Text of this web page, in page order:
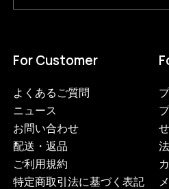
For Customer
よくあるご質問
ニュース
お問い合わせ
配送・返品
ご利用規約
特定商取引法に基づく表記
せ